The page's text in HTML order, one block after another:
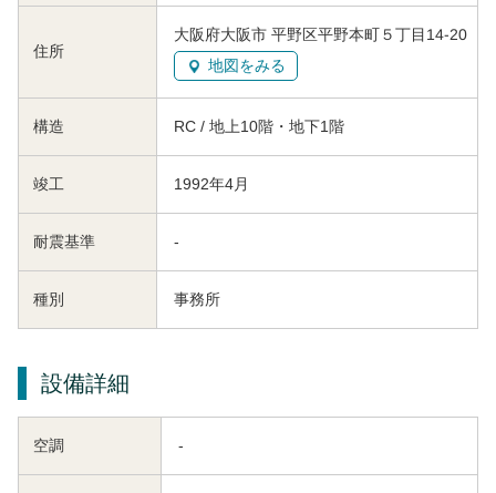
住所
大阪府大阪市 平野区平野本町５丁目14-20
地図をみる
構造 RC / 地上10階・地下1階
竣工 1992年4月
耐震基準 -
種別 事務所
設備詳細
空調 -